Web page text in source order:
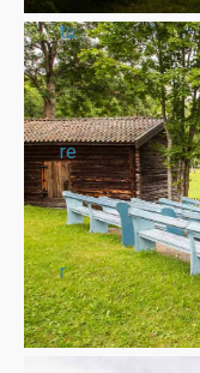
tu
re
r